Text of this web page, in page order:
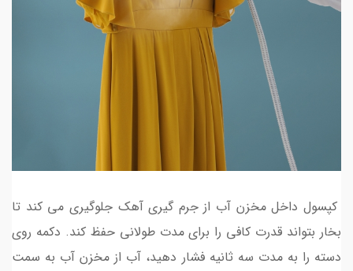
کپسول داخل مخزن آب از جرم گیری آهک جلوگیری می کند تا
بخار بتواند قدرت کافی را برای مدت طولانی حفظ کند. دکمه روی
دسته را به مدت سه ثانیه فشار دهید، آب از مخزن آب به سمت